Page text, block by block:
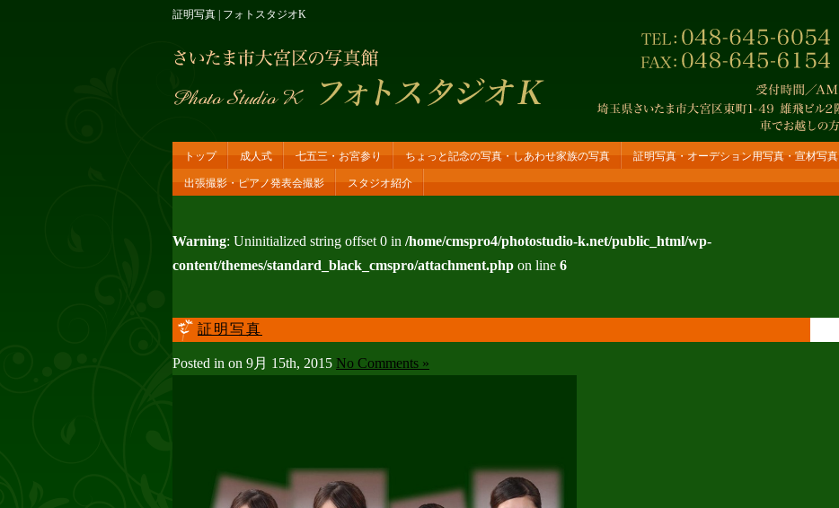
証明写真 | フォトスタジオK
トップ 成人式 七五三・お宮参り ちょっと記念の写真・しあわせ家族の写真 証明写真・オーデション用写真・宣材写真
出張撮影・ピアノ発表会撮影 スタジオ紹介
Warning: Uninitialized string offset 0 in /home/cmspro4/photostudio-k.net/public_html/wp-
content/themes/standard_black_cmspro/attachment.php on line 6
証明写真
Posted in on 9月 15th, 2015 No Comments »